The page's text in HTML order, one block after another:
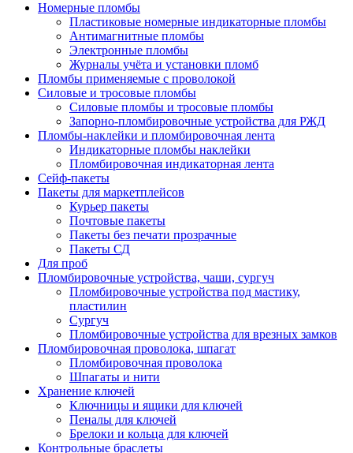
Номерные пломбы
Пластиковые номерные индикаторные пломбы
Антимагнитные пломбы
Электронные пломбы
Журналы учёта и установки пломб
Пломбы применяемые с проволокой
Силовые и тросовые пломбы
Силовые пломбы и тросовые пломбы
Запорно-пломбировочные устройства для РЖД
Пломбы-наклейки и пломбировочная лента
Индикаторные пломбы наклейки
Пломбировочная индикаторная лента
Сейф-пакеты
Пакеты для маркетплейсов
Курьер пакеты
Почтовые пакеты
Пакеты без печати прозрачные
Пакеты СД
Для проб
Пломбировочные устройства, чаши, сургуч
Пломбировочные устройства под мастику,
пластилин
Сургуч
Пломбировочные устройства для врезных замков
Пломбировочная проволока, шпагат
Пломбировочная проволока
Шпагаты и нити
Хранение ключей
Ключницы и ящики для ключей
Пеналы для ключей
Брелоки и кольца для ключей
Контрольные браслеты